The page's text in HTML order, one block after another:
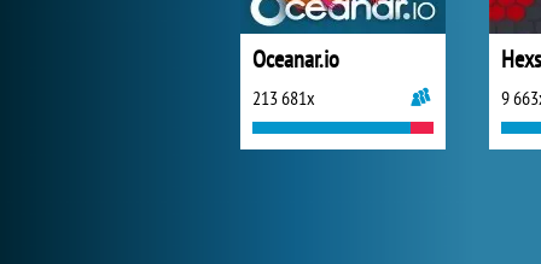
Oceanar.io
213 681x 9